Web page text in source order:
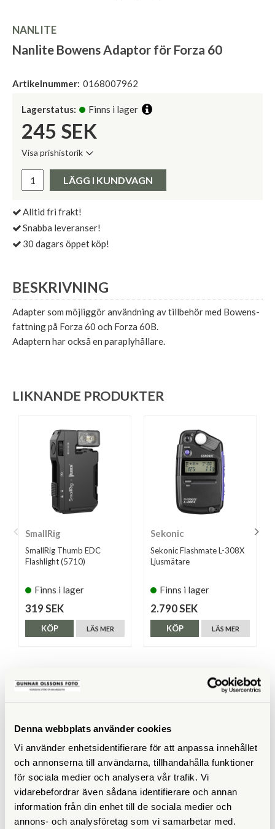
Denna webbplats använder cookies
Vi använder enhetsidentifierare för att anpassa innehållet
och annonserna till användarna, tillhandahålla funktioner
för sociala medier och analysera vår trafik. Vi
vidarebefordrar även sådana identifierare och annan
information från din enhet till de sociala medier och
annons- och analysföretag som vi samarbetar med.
NANLITE
Nanlite Bowens Adaptor för Forza 60
Artikelnummer: 0168007962
Lagerstatus: Finns i lager
245 SEK
Visa prishistorik
Pris:
LÄGG I KUNDVAGN
Alltid fri frakt!
Snabba leveranser!
30 dagars öppet köp!
BESKRIVNING
Adapter som möjliggör användning av tillbehör med Bowens-
fattning på Forza 60 och Forza 60B.
Adaptern har också en paraplyhållare.
LIKNANDE PRODUKTER
SmallRig
SmallRig Thumb EDC
Flashlight (5710)
Finns i lager
319 SEK
LÄS MER
KÖP
Sekonic
Sekonic Flashmate L-308X
Ljusmätare
Finns i lager
2.790 SEK
LÄS MER
KÖP